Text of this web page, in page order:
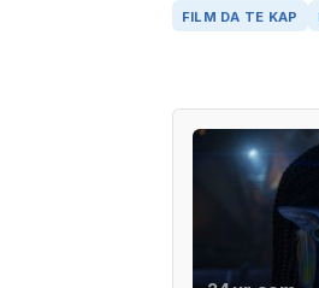
FILM DA TE KAP